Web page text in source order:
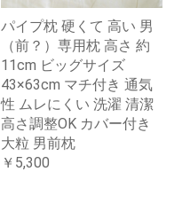
パイプ枕 硬くて 高い 男
（前？）専用枕 高さ 約
11cm ビッグサイズ
43×63cm マチ付き 通気
性 ムレにくい 洗濯 清潔
高さ調整OK カバー付き
大粒 男前枕
￥5,300